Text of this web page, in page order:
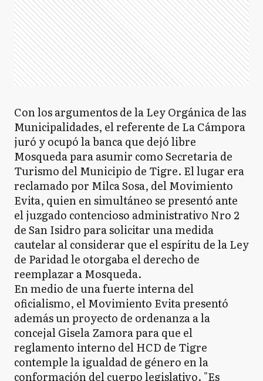
Con los argumentos de la Ley Orgánica de las
Municipalidades, el referente de La Cámpora
juró y ocupó la banca que dejó libre
Mosqueda para asumir como Secretaria de
Turismo del Municipio de Tigre. El lugar era
reclamado por Milca Sosa, del Movimiento
Evita, quien en simultáneo se presentó ante
el juzgado contencioso administrativo Nro 2
de San Isidro para solicitar una medida
cautelar al considerar que el espíritu de la Ley
de Paridad le otorgaba el derecho de
reemplazar a Mosqueda.
En medio de una fuerte interna del
oficialismo, el Movimiento Evita presentó
además un proyecto de ordenanza a la
concejal Gisela Zamora para que el
reglamento interno del HCD de Tigre
contemple la igualdad de género en la
conformación del cuerpo legislativo. "Es